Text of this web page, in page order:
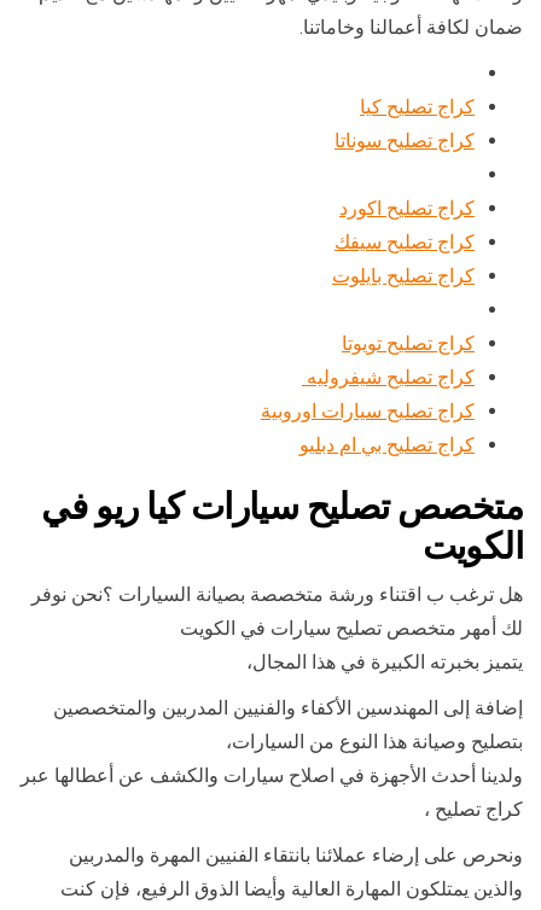
ضمان لكافة أعمالنا وخاماتنا.
كراج تصليح كيا
كراج تصليح سوناتا
كراج تصليح اكورد
كراج تصليح سيفك
كراج تصليح بايلوت
كراج تصليح تويوتا
كراج تصليح شيفروليه
كراج تصليح سيارات اوروبية
كراج تصليح بي ام دبليو
متخصص تصليح سيارات كيا ريو في
الكويت
هل ترغب ب اقتناء ورشة متخصصة بصيانة السيارات ؟نحن نوفر
لك أمهر متخصص تصليح سيارات في الكويت
يتميز بخبرته الكبيرة في هذا المجال،
إضافة إلى المهندسين الأكفاء والفنيين المدربين والمتخصصين
بتصليح وصيانة هذا النوع من السيارات،
ولدينا أحدث الأجهزة في اصلاح سيارات والكشف عن أعطالها عبر
كراج تصليح ،
ونحرص على إرضاء عملائنا بانتقاء الفنيين المهرة والمدربين
والذين يمتلكون المهارة العالية وأيضا الذوق الرفيع، فإن كنت